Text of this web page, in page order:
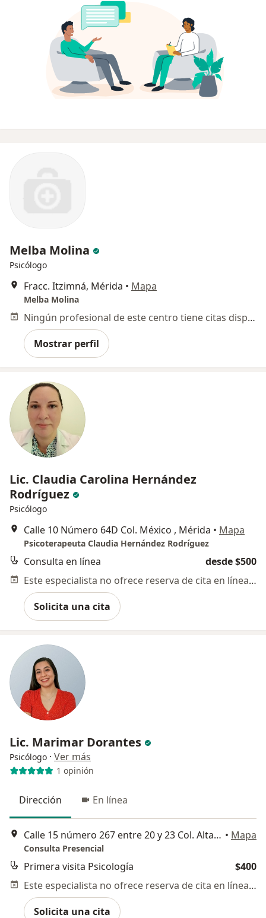
Melba Molina
Psicólogo
Fracc. Itzimná, Mérida • Mapa
Melba Molina
Ningún profesional de este centro tiene citas disponibles
Mostrar perfil
Lic. Claudia Carolina Hernández
Rodríguez
Psicólogo
Calle 10 Número 64D Col. México , Mérida • Mapa
Psicoterapeuta Claudia Hernández Rodríguez
Consulta en línea
desde $500
Este especialista no ofrece reserva de cita en línea en esta dirección.
Solicita una cita
Lic. Marimar Dorantes
Psicólogo · Ver más
1 opinión
Dirección En línea
Calle 15 número 267 entre 20 y 23 Col. Altabrisa, Mérida • Mapa
Consulta Presencial
Primera visita Psicología
$400
Este especialista no ofrece reserva de cita en línea en esta dirección.
Solicita una cita